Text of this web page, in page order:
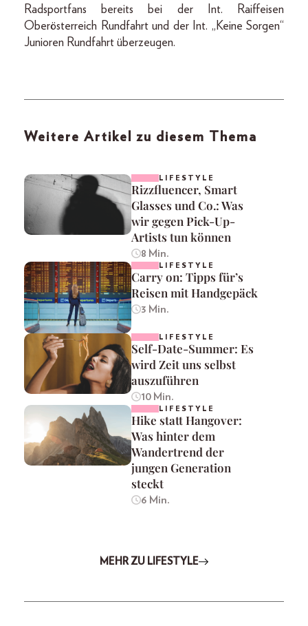
Radsportfans bereits bei der Int. Raiffeisen
Oberösterreich Rundfahrt und der Int. „Keine Sorgen“
Junioren Rundfahrt überzeugen.
Weitere Artikel zu diesem Thema
LIFESTYLE
Rizzfluencer, Smart
Glasses und Co.: Was
wir gegen Pick-Up-
Artists tun können
8 Min.
LIFESTYLE
Carry on: Tipps für’s
Reisen mit Handgepäck
3 Min.
LIFESTYLE
Self-Date-Summer: Es
wird Zeit uns selbst
auszuführen
10 Min.
LIFESTYLE
Hike statt Hangover:
Was hinter dem
Wandertrend der
jungen Generation
steckt
6 Min.
MEHR ZU LIFESTYLE